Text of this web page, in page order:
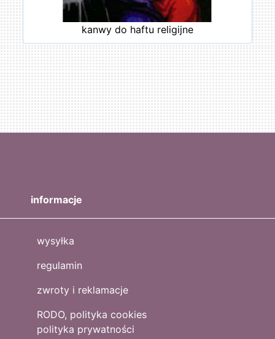
kanwy do haftu religijne
informacje
wysyłka
regulamin
zwroty i reklamacje
RODO, polityka cookies
polityka prywatności